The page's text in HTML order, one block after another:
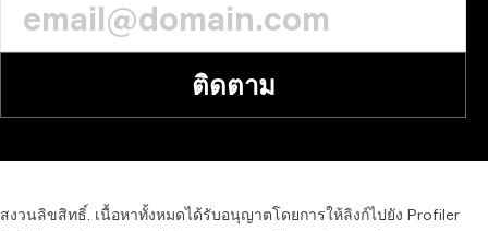
ติดตาม
สงวนลิขสิทธิ์. เนื้อหาทั้งหมดได้รับอนุญาตโดยการให้ลิงก์ไปยัง Profiler